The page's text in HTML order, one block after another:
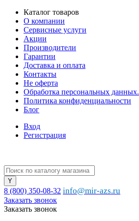
Каталог товаров
О компании
Сервисные услуги
Акции
Производители
Гарантии
Доставка и оплата
Контакты
Не оферта
Обработка персональных данных.
Политика конфиденциальности
Блог
Вход
Регистрация
8 (800) 350-08-32 info@mir-azs.ru
Заказать звонок
Заказать звонок